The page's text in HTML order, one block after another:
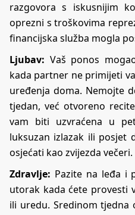
razgovora s iskusnijim
oprezni s troškovima
financijska služba mogla
Ljubav: Vaš ponos
kada partner ne primijeti
uređenja doma. Nemojte
tjedan, već otvoreno
vam biti uzvraćena u
luksuzan izlazak ili posjet
osjećati kao zvijezda večeri.
Zdravlje: Pazite na leđa i
utorak kada ćete provesti
ili uredu. Sredinom tjedna